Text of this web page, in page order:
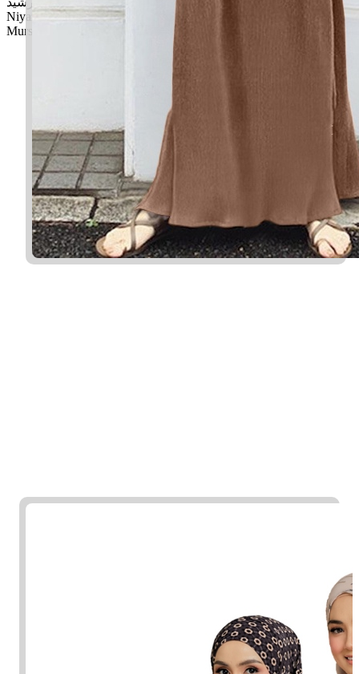
Niyaz: Doa, harapan
Mursyid: Pembimbing, guru, pemberi petunjuk
✚ Baju Baby Custom Nama 'Niyaz Mursyid'